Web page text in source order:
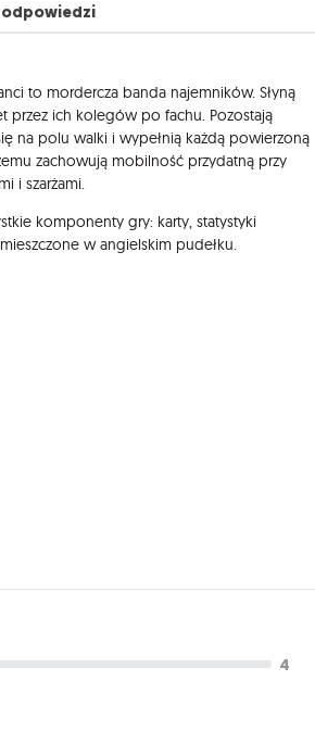
odpowiedzi
to mordercza banda najemników. Słyną
przez ich kolegów po fachu. Pozostają
na polu walki i wypełnią każdą powierzoną
zachowują mobilność przydatną przy
i szarżami.
komponenty gry: karty, statystyki
w angielskim pudełku.